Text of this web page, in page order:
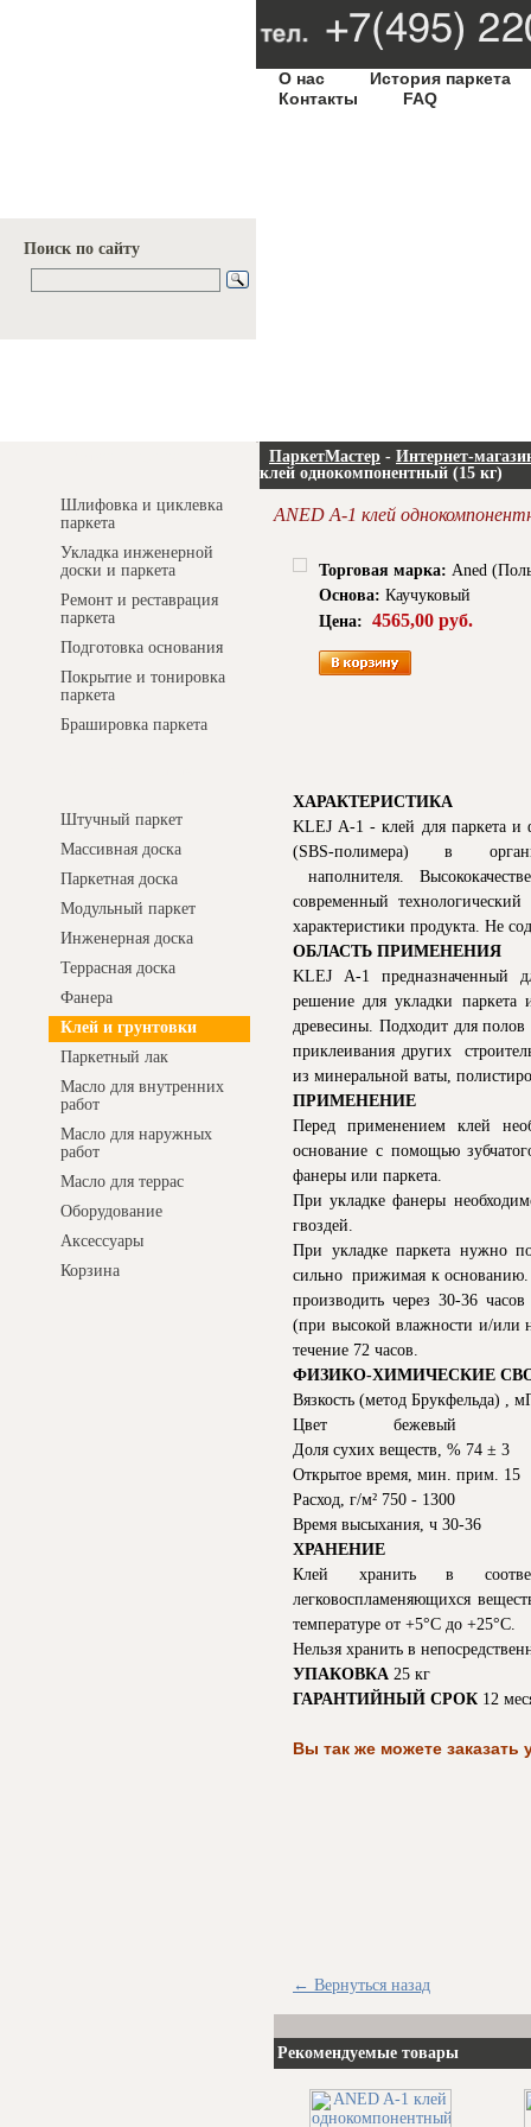
Поиск по сайту
О нас
История паркета
Контакты
FAQ
Шлифовка и циклевка
паркета
Укладка инженерной
доски и паркета
Ремонт и реставрация
паркета
Подготовка основания
Покрытие и тонировка
паркета
Брашировка паркета
Штучный паркет
Массивная доска
Паркетная доска
Модульный паркет
Инженерная доска
Террасная доска
Фанера
Клей и грунтовки
Паркетный лак
Масло для внутренних
работ
Масло для наружных
работ
Масло для террас
Оборудование
Аксессуары
Корзина
ПаркетМастер - Интернет-
клей однокомпонентный (15 кг)
ANED A-1 клей
Торговая марка: Aned
Основа: Каучуковый
Цена: 4565,00 руб.
ХАРАКТЕРИСТИКА
KLEJ А-1 - клей для паркета и
(SBS-полимера) в
наполнителя.
современный
характеристики продукта. Не
ОБЛАСТЬ ПРИМЕНЕНИЯ
KLEJ А-1 предназначенный
решение для укладки паркета
древесины. Подходит для
приклеивания других
из минеральной ваты,
ПРИМЕНЕНИЕ
Перед применением клей
основание с помощью
фанеры или паркета.
При укладке фанеры
гвоздей.
При укладке паркета нужно
сильно прижимая к
производить через 30-36
(при высокой влажности и/или
течение 72 часов.
ФИЗИКО-ХИМИЧЕСКИЕ
Вязкость (метод Брукфельда) ,
Цвет бежевый
Доля сухих веществ, % 74 ± 3
Открытое время, мин. прим. 15
Расход, г/м² 750 - 1300
Время высыхания, ч 30-36
ХРАНЕНИЕ
Клей хранить в
легковоспламеняющихся
температуре от +5°С до +25°С.
Нельзя хранить в
УПАКОВКА 25 кг
ГАРАНТИЙНЫЙ СРОК 12
Вы так же можете заказать
← Вернуться назад
Рекомендуемые товары